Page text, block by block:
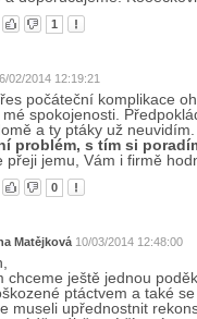
1
02/2014 12:19:21
počáteční komplikace
spokojenosti.
a ty ptáky už
problém, s tím si
přeji jemu, Vám i firmě
0
Matějková 10/03/2014 12:48:00
chceme ještě jednou
ptáctvem a také
museli upřednostnit